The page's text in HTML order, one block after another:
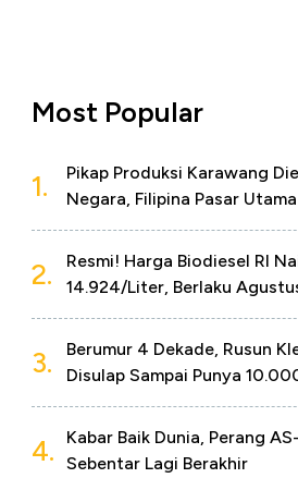
Most Popular
1.
Pikap Produksi Karawang
Negara, Filipina Pasar Utama
2.
Resmi! Harga Biodiesel RI
14.924/Liter, Berlaku
3.
Berumur 4 Dekade, Rusun
Disulap Sampai Punya
4.
Kabar Baik Dunia, Perang
Sebentar Lagi Berakhir